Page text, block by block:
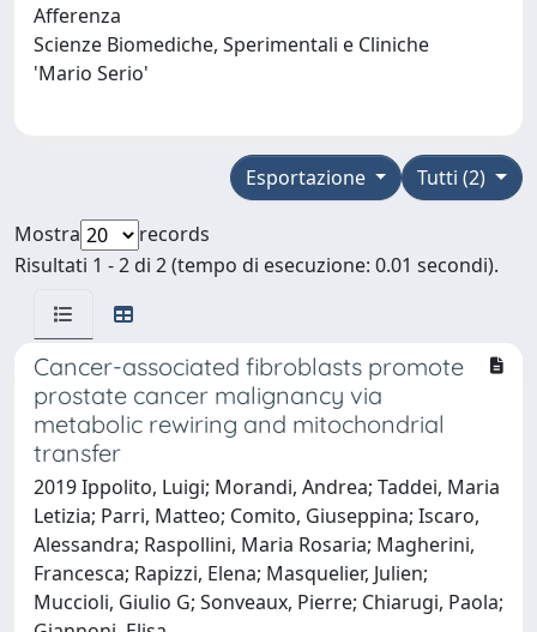
Afferenza
Scienze Biomediche, Sperimentali e Cliniche
'Mario Serio'
Tutti (2)
Esportazione
Mostra
records
Risultati 1 - 2 di 2 (tempo di esecuzione: 0.01 secondi).
Cancer-associated fibroblasts promote
prostate cancer malignancy via
metabolic rewiring and mitochondrial
transfer
2019 Ippolito, Luigi; Morandi, Andrea; Taddei, Maria
Letizia; Parri, Matteo; Comito, Giuseppina; Iscaro,
Alessandra; Raspollini, Maria Rosaria; Magherini,
Francesca; Rapizzi, Elena; Masquelier, Julien;
Muccioli, Giulio G; Sonveaux, Pierre; Chiarugi, Paola;